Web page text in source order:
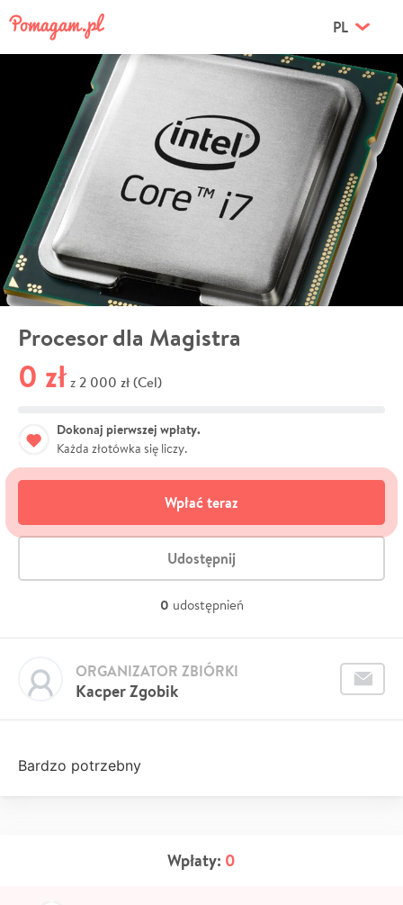
PL
Procesor dla Magistra
0 zł z 2 000 zł (Cel)
Dokonaj pierwszej wpłaty.
Każda złotówka się liczy.
Wpłać teraz
Udostępnij
0 udostępnień
Kacper Zgobik
ORGANIZATOR ZBIÓRKI
Bardzo potrzebny
Wpłaty: 0